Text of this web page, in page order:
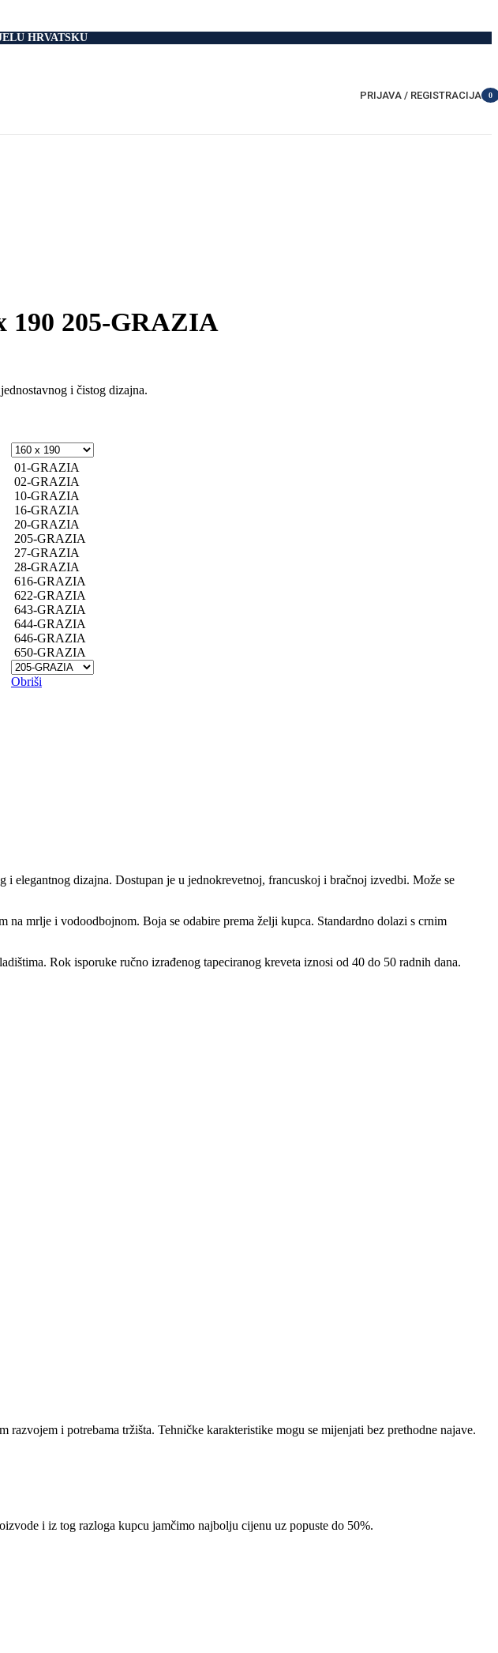
HRVATSKU
PRIJAVA / REGISTRACIJA
0
190 205-GRAZIA
i čistog dizajna.
01-GRAZIA
02-GRAZIA
10-GRAZIA
16-GRAZIA
20-GRAZIA
205-GRAZIA
27-GRAZIA
28-GRAZIA
616-GRAZIA
622-GRAZIA
643-GRAZIA
644-GRAZIA
646-GRAZIA
650-GRAZIA
Obriši
elegantnog dizajna. Dostupan je u jednokrevetnoj, francuskoj i bračnoj izvedbi. Može se
mrlje i vodoodbojnom. Boja se odabire prema želji kupca. Standardno dolazi s crnim
Rok isporuke ručno izrađenog tapeciranog kreveta iznosi od 40 do 50 radnih dana.
i potrebama tržišta. Tehničke karakteristike mogu se mijenjati bez prethodne najave.
i iz tog razloga kupcu jamčimo najbolju cijenu uz popuste do 50%.